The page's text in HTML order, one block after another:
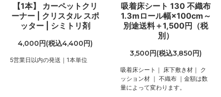
【1本】 カーペットクリ
ーナー | クリスタル スポ
ッター | シミトリ剤
4,000円(税込4,400円)
5営業日以内の発送｜1本単位
吸着床シート 130 不織布
1.3mロール幅×100cm～
別途送料＋1,500円（税
別）
3,500円(税込3,850円)
吸着床シート｜ 床下敷き材｜ ク
ッション材 ｜ 不織布 ｜金額は数
量によって変わります。